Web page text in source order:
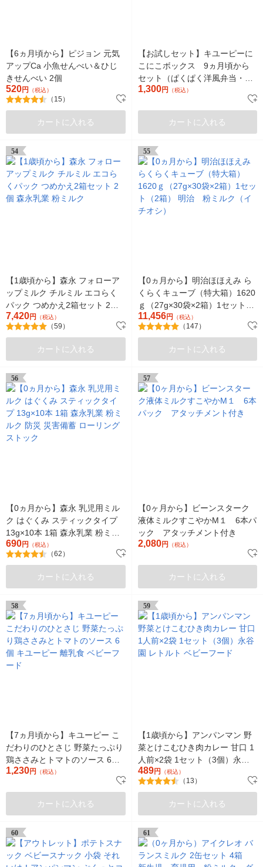
【6ヵ月頃から】ピジョン 元気
アップCa 小魚せんべい＆ひじ
きせんべい 2個
520円 （税込）
（15）
カートに入れる
【お試しセット】キユーピーに
こにこボックス 9ヵ月頃から
セット（ぱくぱく洋風弁当・ぱ
くぱく和風弁当・北海道コーン
1,300円 （税込）
カートに入れる
54
【1歳頃から】森永 フォローア
ップミルク チルミル エコらく
パック つめかえ2箱セット 2個
森永乳業 粉ミルク
7,420円 （税込）
（59）
カートに入れる
55
【0ヵ月から】明治ほほえみ ら
くらくキューブ（特大箱）1620
ｇ（27g×30袋×2箱）1セット
（2箱） 明治 粉ミルク（イチ
オシ）
11,456円 （税込）
（147）
カートに入れる
56
【0ヵ月から】森永 乳児用ミル
ク はぐくみ スティックタイプ
13g×10本 1箱 森永乳業 粉ミル
ク 防災 災害備蓄 ローリングス
トック
690円 （税込）
（62）
カートに入れる
57
【0ヶ月から】ビーンスターク
液体ミルクすこやかM１ 6本パ
ック アタッチメント付き
2,080円 （税込）
カートに入れる
58
【7ヵ月頃から】キユーピー こ
だわりのひとさじ 野菜たっぷり
鶏ささみとトマトのソース 6個
キユーピー 離乳食 ベビーフー
1,230円 （税込）
カートに入れる
59
【1歳頃から】アンパンマン 野
菜とけこむひき肉カレー 甘口 1
人前×2袋 1セット（3個）永谷
園 レトルト ベビーフード
489円 （税込）
（13）
カートに入れる
60 61